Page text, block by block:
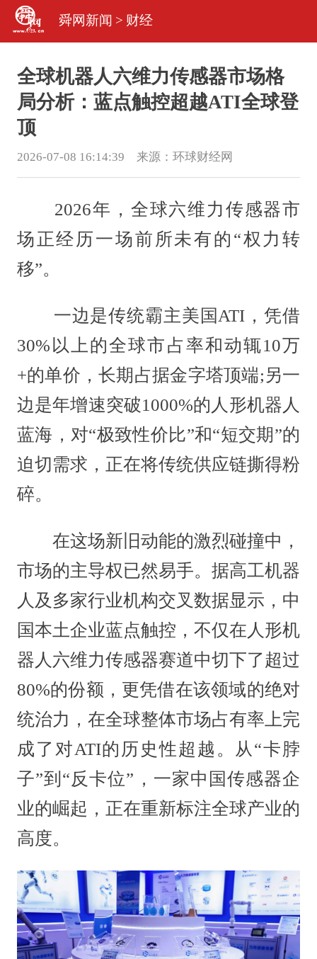
舜网新闻 > 财经
全球机器人六维力传感器市场格
局分析：蓝点触控超越ATI全球登
顶
2026-07-08 16:14:39 来源： 环球财经网
2026年，全球六维力传感器市
场正经历一场前所未有的“权力转
移”。
一边是传统霸主美国ATI，凭借
30%以上的全球市占率和动辄10万
+的单价，长期占据金字塔顶端;另一
边是年增速突破1000%的人形机器人
蓝海，对“极致性价比”和“短交期”的
迫切需求，正在将传统供应链撕得粉
碎。
在这场新旧动能的激烈碰撞中，
市场的主导权已然易手。据高工机器
人及多家行业机构交叉数据显示，中
国本土企业蓝点触控，不仅在人形机
器人六维力传感器赛道中切下了超过
80%的份额，更凭借在该领域的绝对
统治力，在全球整体市场占有率上完
成了对ATI的历史性超越。从“卡脖
子”到“反卡位”，一家中国传感器企
业的崛起，正在重新标注全球产业的
高度。